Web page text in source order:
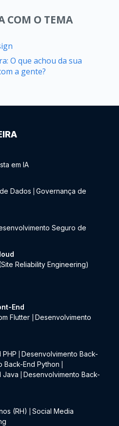
COM O TEMA
O que achou da sua
a gente?
em IA
Dados
Governança de
Seguro de
Reliability Engineering)
End
Flutter
Desenvolvimento
Desenvolvimento Back-
Back-End Python
Java
Desenvolvimento Back-
(RH)
Social Media